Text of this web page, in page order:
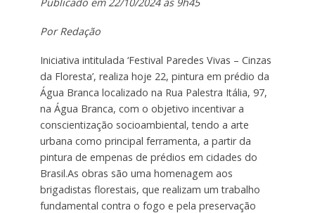
Por Redação
Iniciativa intitulada ‘Festival Paredes Vivas – Cinzas
da Floresta’, realiza hoje 22, pintura em prédio da
Água Branca localizado na Rua Palestra Itália, 97,
na Água Branca, com o objetivo incentivar a
conscientização socioambiental, tendo a arte
urbana como principal ferramenta, a partir da
pintura de empenas de prédios em cidades do
Brasil.As obras são uma homenagem aos
brigadistas florestais, que realizam um trabalho
fundamental contra o fogo e pela preservação